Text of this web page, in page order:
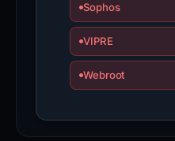
Sophos
VIPRE
Webroot